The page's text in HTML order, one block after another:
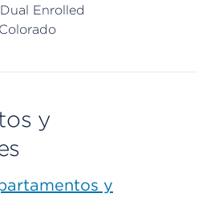
Enrolled
y
y